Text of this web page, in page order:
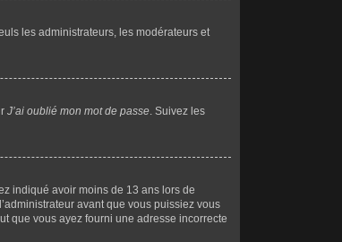
les administrateurs, les modérateurs et
J’ai oublié mon mot de passe. Suivez les
indiqué avoir moins de 13 ans lors de
avant que vous puissiez vous
que vous ayez fourni une adresse incorrecte